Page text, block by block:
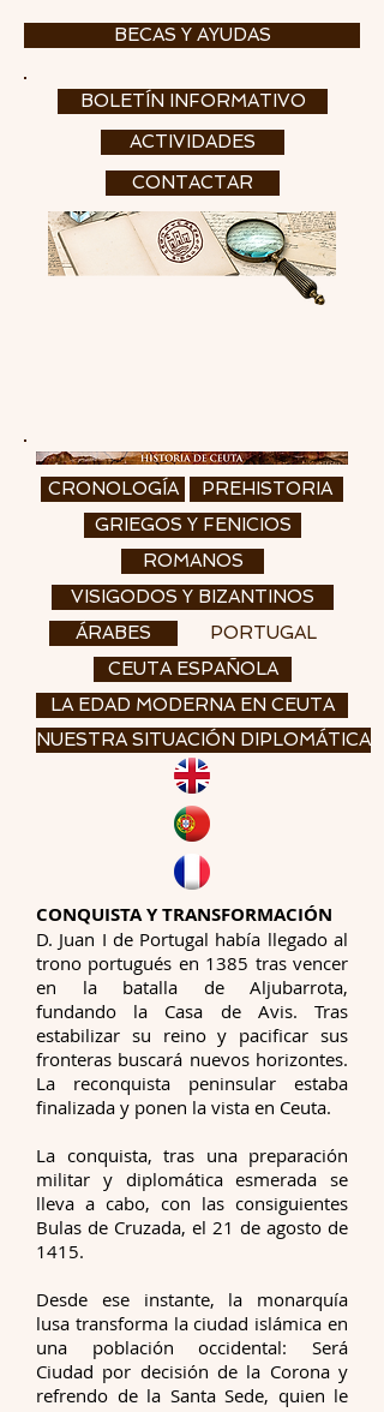
BECAS Y AYUDAS
BOLETÍN INFORMATIVO
ACTIVIDADES
CONTACTAR
CRONOLOGÍA
PREHISTORIA
GRIEGOS Y FENICIOS
ROMANOS
VISIGODOS Y BIZANTINOS
ÁRABES
PORTUGAL
CEUTA ESPAÑOLA
LA EDAD MODERNA EN CEUTA
NUESTRA SITUACIÓN DIPLOMÁTICA
CONQUISTA Y TRANSFORMACIÓN
D. Juan I de Portugal había llegado al
trono portugués en 1385 tras vencer
en la batalla de Aljubarrota,
fundando la Casa de Avis. Tras
estabilizar su reino y pacificar sus
fronteras buscará nuevos horizontes.
La reconquista peninsular estaba
finalizada y ponen la vista en Ceuta.
La conquista, tras una preparación
militar y diplomática esmerada se
lleva a cabo, con las consiguientes
Bulas de Cruzada, el 21 de agosto de
1415.
Desde ese instante, la monarquía
lusa transforma la ciudad islámica en
una población occidental: Será
Ciudad por decisión de la Corona y
refrendo de la Santa Sede, quien le